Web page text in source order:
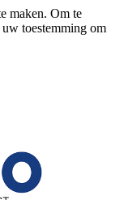
maken. Om te
toestemming om